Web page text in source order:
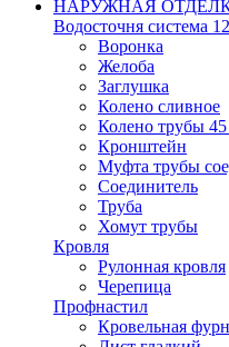
НАРУЖНАЯ
Водосточня система
Воронка
Желоба
Заглушка
Колено сливное
Колено трубы 45
Кронштейн
Муфта трубы
Соединитель
Труба
Хомут трубы
Кровля
Рулонная кровля
Черепица
Профнастил
Кровельная